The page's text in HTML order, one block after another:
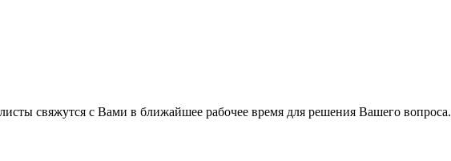
свяжутся с Вами в ближайшее рабочее время для решения Вашего вопроса.